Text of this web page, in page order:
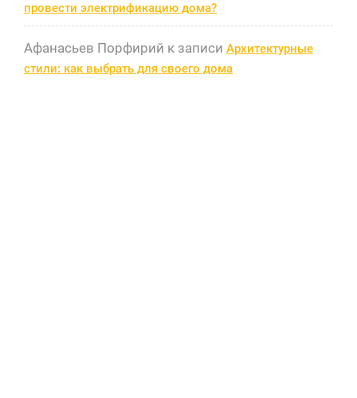
провести электрификацию дома?
Афанасьев Порфирий к записи Архитектурные
стили: как выбрать для своего дома